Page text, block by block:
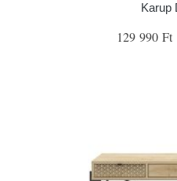
Karup
129 990 Ft